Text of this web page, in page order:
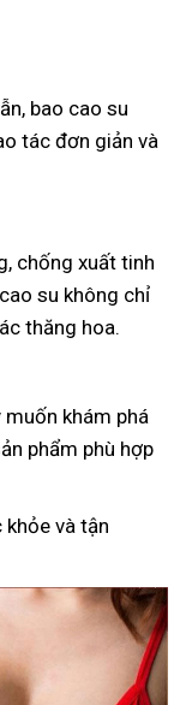
bao cao su
tác đơn giản và
chống xuất tinh
su không chỉ
thăng hoa.
khám phá
phẩm phù hợp
khỏe và tận